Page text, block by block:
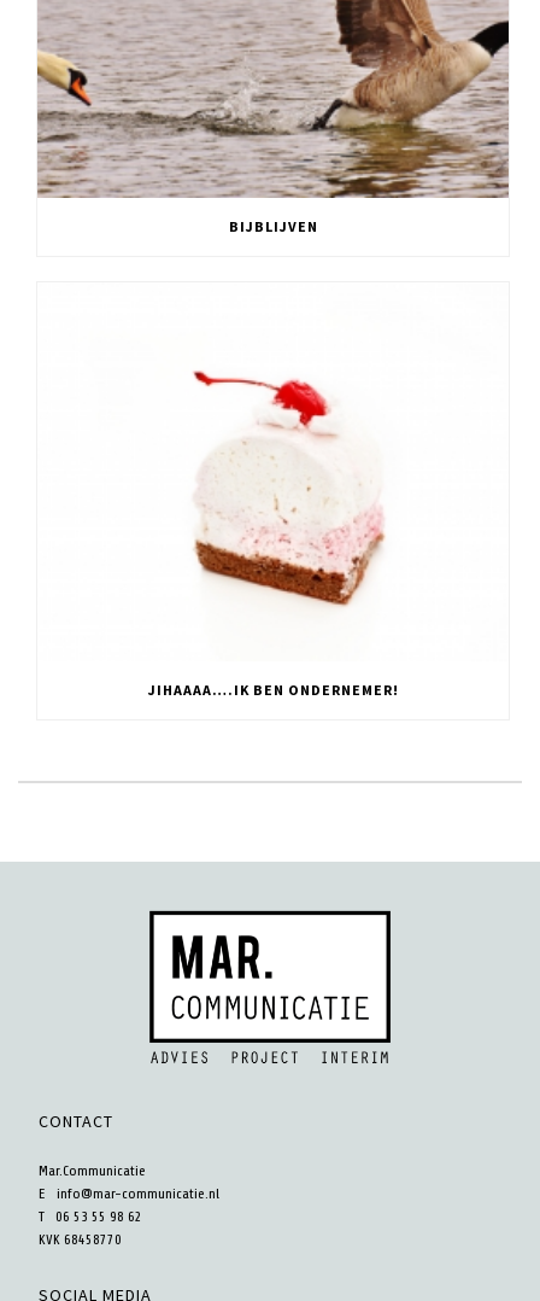
BIJBLIJVEN
JIHAAAA….IK BEN ONDERNEMER!
CONTACT
Mar.Communicatie
Einfo@mar-communicatie.nl
T 06 53 55 98 62
KVK 68458770
SOCIAL MEDIA